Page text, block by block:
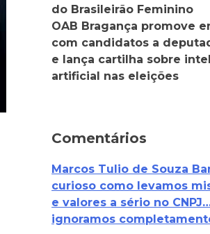
do Brasileirão Feminino
OAB Bragança promove
com candidatos a
e lança cartilha sobre
artificial nas eleições
Comentários
Marcos Tulio de Souza
curioso como levamos
e valores a sério no
ignoramos